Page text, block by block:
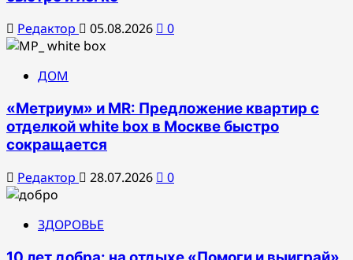
Редактор 05.08.2026 0
ДОМ
«Метриум» и MR: Предложение квартир с
отделкой white box в Москве быстро
сокращается
Редактор 28.07.2026 0
ЗДОРОВЬЕ